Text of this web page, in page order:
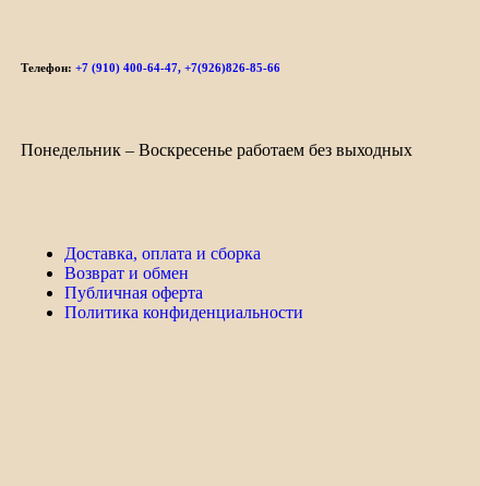
Телефон: +7 (910) 400-64-47, +7(926)826-85-66
Понедельник – Воскресенье работаем без выходных
Доставка, оплата и сборка
Возврат и обмен
Публичная оферта
Политика конфиденциальности